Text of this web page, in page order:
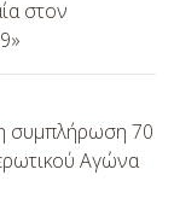
στον
συμπλήρωση 70
Αγώνα